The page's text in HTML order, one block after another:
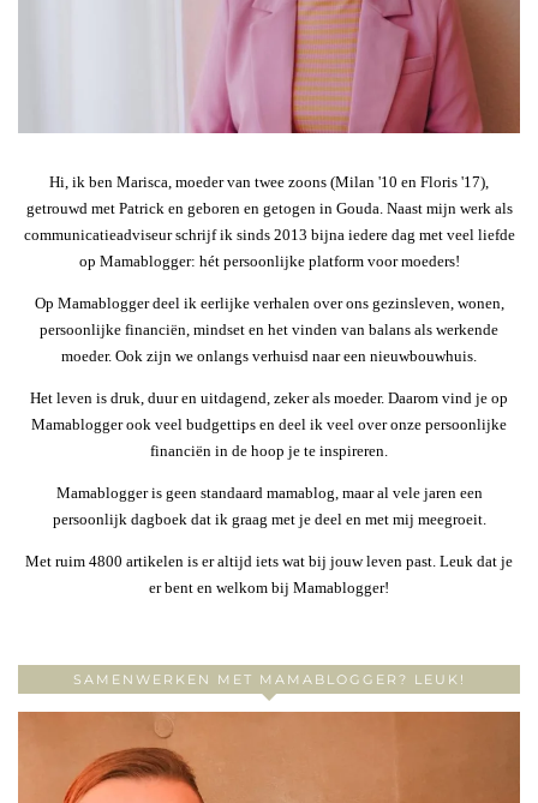
Hi, ik ben Marisca, moeder van twee zoons (Milan '10 en Floris '17),
getrouwd met Patrick en geboren en getogen in Gouda. Naast mijn werk als
communicatieadviseur schrijf ik sinds 2013 bijna iedere dag met veel liefde
op Mamablogger: hét persoonlijke platform voor moeders!
Op Mamablogger deel ik eerlijke verhalen over ons gezinsleven, wonen,
persoonlijke financiën, mindset en het vinden van balans als werkende
moeder. Ook zijn we onlangs verhuisd naar een nieuwbouwhuis.
Het leven is druk, duur en uitdagend, zeker als moeder. Daarom vind je op
Mamablogger ook veel budgettips en deel ik veel over onze persoonlijke
financiën in de hoop je te inspireren.
Mamablogger is geen standaard mamablog, maar al vele jaren een
persoonlijk dagboek dat ik graag met je deel en met mij meegroeit.
Met ruim 4800 artikelen is er altijd iets wat bij jouw leven past. Leuk dat je
er bent en welkom bij Mamablogger!
SAMENWERKEN MET MAMABLOGGER? LEUK!